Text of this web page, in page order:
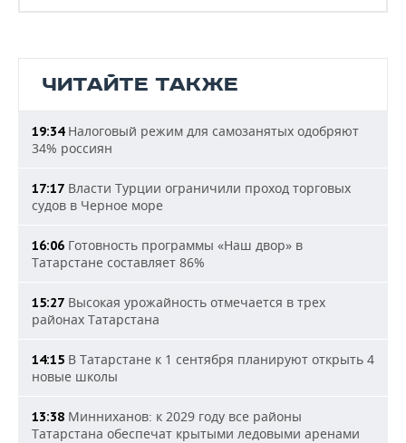
ЧИТАЙТЕ ТАКЖЕ
19:34Налоговый режим для самозанятых одобряют
34% россиян
17:17 Власти Турции ограничили проход торговых
судов в Черное море
16:06 Готовность программы «Наш двор» в
Татарстане составляет 86%
15:27 Высокая урожайность отмечается в трех
районах Татарстана
14:15 В Татарстане к 1 сентября планируют открыть 4
новые школы
13:38 Минниханов: к 2029 году все районы
Татарстана обеспечат крытыми ледовыми аренами